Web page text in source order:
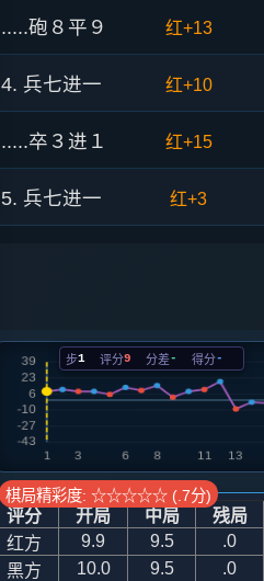
.....砲８平９ 红+13
4. 兵七进一 红+10
.....卒３进１ 红+15
5. 兵七进一 红+3
.....车８平３ 红+19
7. 兵七平六
.....马２进３ 黑+2
8. 相七进九 黑+3
步1 评分9 分差- 得分-
棋局精彩度: ☆☆☆☆☆ (.7分)
评分 开局 中局 残局
红方
9.9 9.5 .0
黑方
10.0 9.5 .0